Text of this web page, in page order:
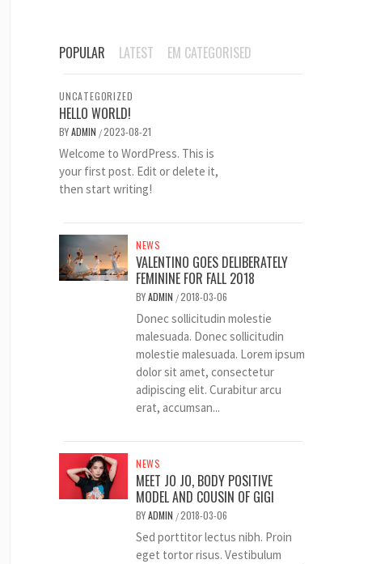
POPULAR LATEST EM CATEGORISED
UNCATEGORIZED
HELLO WORLD!
BYADMIN /2023-08-21
Welcome to WordPress. This is
your first post. Edit or delete it,
then start writing!
NEWS
VALENTINO GOES DELIBERATELY
FEMININE FOR FALL 2018
BYADMIN /2018-03-06
Donec sollicitudin molestie
malesuada. Donec sollicitudin
molestie malesuada. Lorem ipsum
dolor sit amet, consectetur
adipiscing elit. Curabitur arcu
erat, accumsan...
NEWS
MEET JO JO, BODY POSITIVE
MODEL AND COUSIN OF GIGI
BYADMIN /2018-03-06
Sed porttitor lectus nibh. Proin
eget tortor risus. Vestibulum